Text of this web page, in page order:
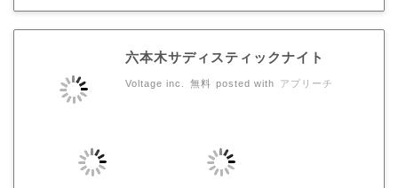
六本木サディスティックナイト
Voltage inc. 無料 posted with アプリーチ